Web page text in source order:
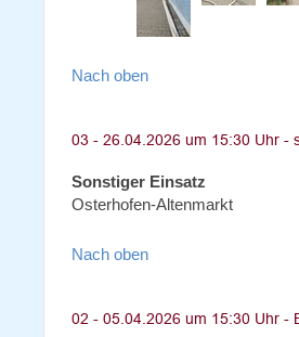
Nach oben
Sonstiger Einsatz
Osterhofen-Altenmarkt
Nach oben